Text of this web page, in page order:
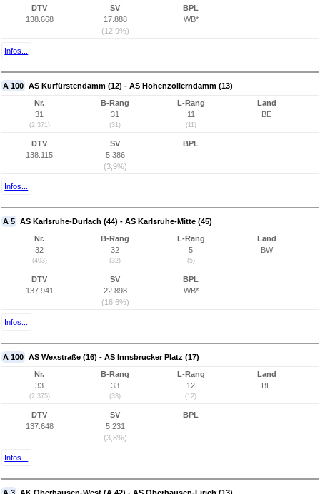
DTV
138.668
SV
17.888
(12,9%)
BPL
WB*
Infos...
A 100 AS Kurfürstendamm (12) - AS Hohenzollerndamm (13)
Nr.
31
(2.371)
B-Rang
31
(31)
L-Rang
11
(11)
Land
BE
DTV
138.115
SV
5.386
(3,9%)
BPL
Infos...
A 5 AS Karlsruhe-Durlach (44) - AS Karlsruhe-Mitte (45)
Nr.
32
(493)
B-Rang
32
(32)
L-Rang
5
(5)
Land
BW
DTV
137.941
SV
22.898
(16,6%)
BPL
WB*
Infos...
A 100 AS Wexstraße (16) - AS Innsbrucker Platz (17)
Nr.
33
(2.375)
B-Rang
33
(33)
L-Rang
12
(12)
Land
BE
DTV
137.648
SV
5.231
(3,8%)
BPL
Infos...